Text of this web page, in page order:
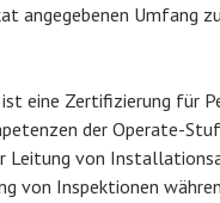
angegebenen Umfang
ist eine Zertifizierung für
der Operate-
Leitung von
von Inspektionen